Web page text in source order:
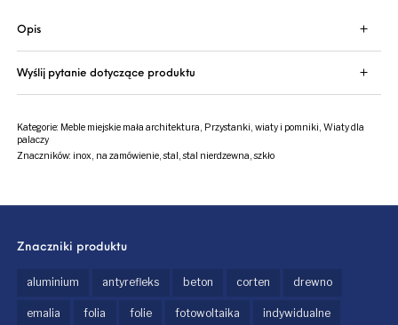
Opis
Wyślij pytanie dotyczące produktu
Kategorie: Meble miejskie mała architektura, Przystanki, wiaty i pomniki, Wiaty dla
palaczy
Znaczników: inox, na zamówienie,stal,stal nierdzewna,szkło
Znaczniki produktu
aluminium antyrefleks beton corten drewno
emalia folia folie fotowoltaika indywidualne